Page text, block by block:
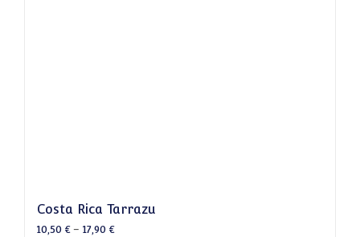
Costa Rica Tarrazu
10,50 €– 17,90 €